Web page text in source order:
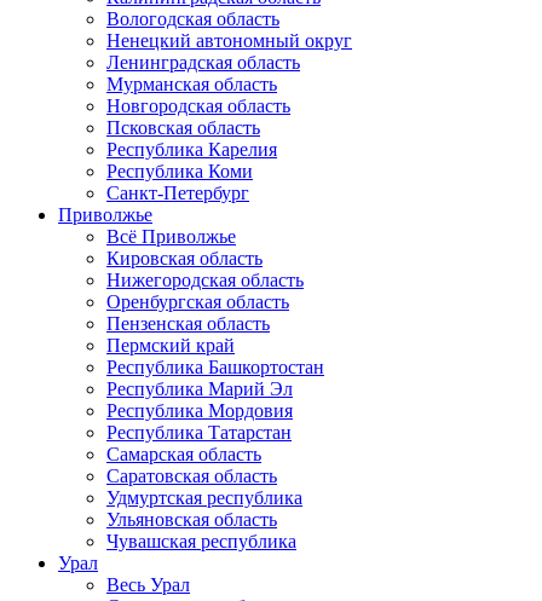
Вологодская область
Ненецкий автономный округ
Ленинградская область
Мурманская область
Новгородская область
Псковская область
Республика Карелия
Республика Коми
Санкт-Петербург
Приволжье
Всё Приволжье
Кировская область
Нижегородская область
Оренбургская область
Пензенская область
Пермский край
Республика Башкортостан
Республика Марий Эл
Республика Мордовия
Республика Татарстан
Самарская область
Саратовская область
Удмуртская республика
Ульяновская область
Чувашская республика
Урал
Весь Урал